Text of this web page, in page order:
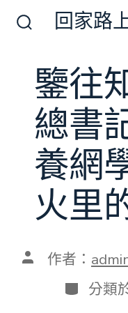
切
換
開
關
回家路
鑒往
總書
養網
火里
文 作者：
分
類
分類